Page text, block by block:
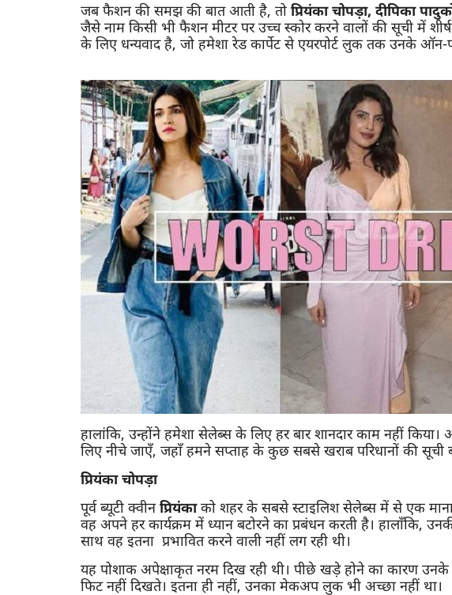
जब फैशन की समझ की बात आती है, तो प्रियंका चोपड़ा, दीपिका
जैसे नाम किसी भी फैशन मीटर पर उच्च स्कोर करने वालों की सूची में
के लिए धन्यवाद है, जो हमेशा रेड कार्पेट से एयरपोर्ट लुक तक उनके
हालांकि, उन्होंने हमेशा सेलेब्स के लिए हर बार शानदार काम नहीं
लिए नीचे जाएँ, जहाँ हमने सप्ताह के कुछ सबसे खराब परिधानों की सूची
प्रियंका चोपड़ा
पूर्व ब्यूटी क्वीनप्रियंकाको शहर के सबसे स्टाइलिश सेलेब्स में से एक
वह अपने हर कार्यक्रम में ध्यान बटोरने का प्रबंधन करती है। हालाँकि,
साथ वह इतना प्रभावित करने वाली नहीं लग रही थी।
यह पोशाक अपेक्षाकृत नरम दिख रही थी। पीछे खड़े होने का कारण
फिट नहीं दिखते। इतना ही नहीं, उनका मेकअप लुक भी अच्छा नहीं था।